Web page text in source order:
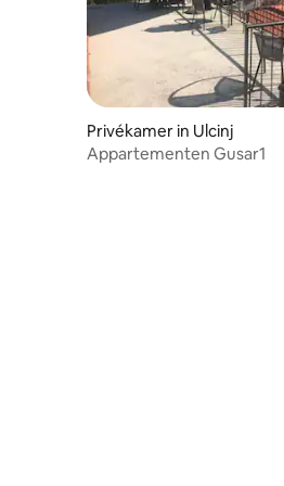
Privékamer in Ulcinj
Appartementen Gusar1